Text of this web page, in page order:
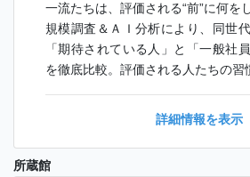
一流たちは、評価される“前”に何
規模調査＆ＡＩ分析により、同世
「期待されている人」と「一般社
を徹底比較。評価される人たちの習
詳細情報を表示
所蔵館